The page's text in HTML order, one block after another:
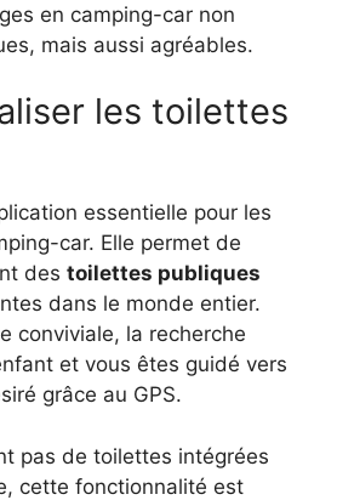
en camping-car non
mais aussi agréables.
les toilettes
essentielle pour les
car. Elle permet de
des toilettes publiques
dans le monde entier.
conviviale, la recherche
et vous êtes guidé vers
grâce au GPS.
pas de toilettes intégrées
cette fonctionnalité est